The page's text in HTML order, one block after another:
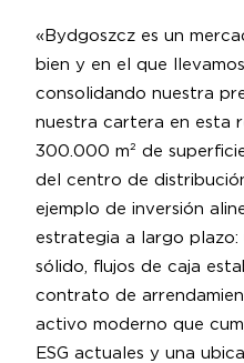
«Bydgoszcz es un
bien y en el que
consolidando nuestra
nuestra cartera en esta
300.000 m² de
del centro de
ejemplo de inversión
estrategia a largo plazo:
sólido, flujos de caja
contrato de
activo moderno que
ESG actuales y una